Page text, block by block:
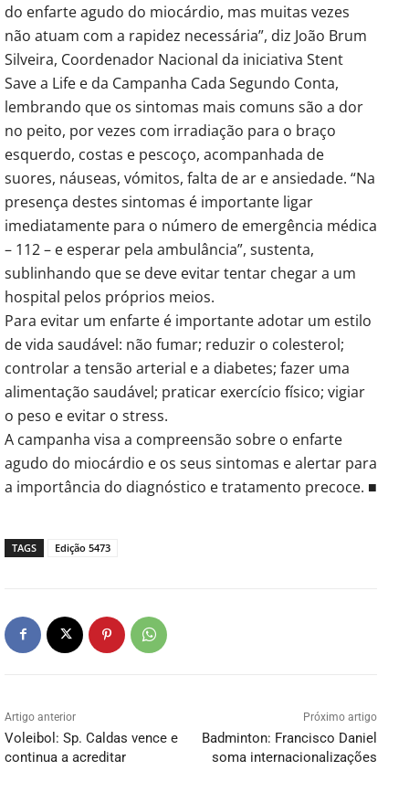
do enfarte agudo do miocárdio, mas muitas vezes
não atuam com a rapidez necessária”, diz João Brum
Silveira, Coordenador Nacional da iniciativa Stent
Save a Life e da Campanha Cada Segundo Conta,
lembrando que os sintomas mais comuns são a dor
no peito, por vezes com irradiação para o braço
esquerdo, costas e pescoço, acompanhada de
suores, náuseas, vómitos, falta de ar e ansiedade. “Na
presença destes sintomas é importante ligar
imediatamente para o número de emergência médica
– 112 – e esperar pela ambulância”, sustenta,
sublinhando que se deve evitar tentar chegar a um
hospital pelos próprios meios.
Para evitar um enfarte é importante adotar um estilo
de vida saudável: não fumar; reduzir o colesterol;
controlar a tensão arterial e a diabetes; fazer uma
alimentação saudável; praticar exercício físico; vigiar
o peso e evitar o stress.
A campanha visa a compreensão sobre o enfarte
agudo do miocárdio e os seus sintomas e alertar para
a importância do diagnóstico e tratamento precoce. ■
TAGS Edição 5473
Artigo anterior
Voleibol: Sp. Caldas vence e
continua a acreditar
Próximo artigo
Badminton: Francisco Daniel
soma internacionalizações